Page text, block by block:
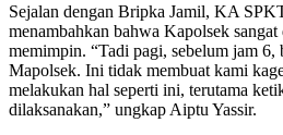
Sejalan dengan Bripka Jamil, KA
menambahkan bahwa Kapolsek
memimpin. “Tadi pagi, sebelum jam 6,
Mapolsek. Ini tidak membuat kami
melakukan hal seperti ini, terutama
dilaksanakan,” ungkap Aiptu Yassir.